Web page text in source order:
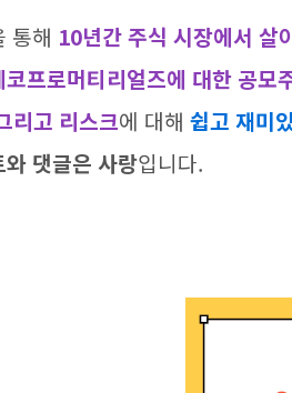
통해 10년간 주식 시장에서 살
코프로머티리얼즈에 대한 공모
리고 리스크에 대해 쉽고 재미
와 댓글은 사랑입니다.